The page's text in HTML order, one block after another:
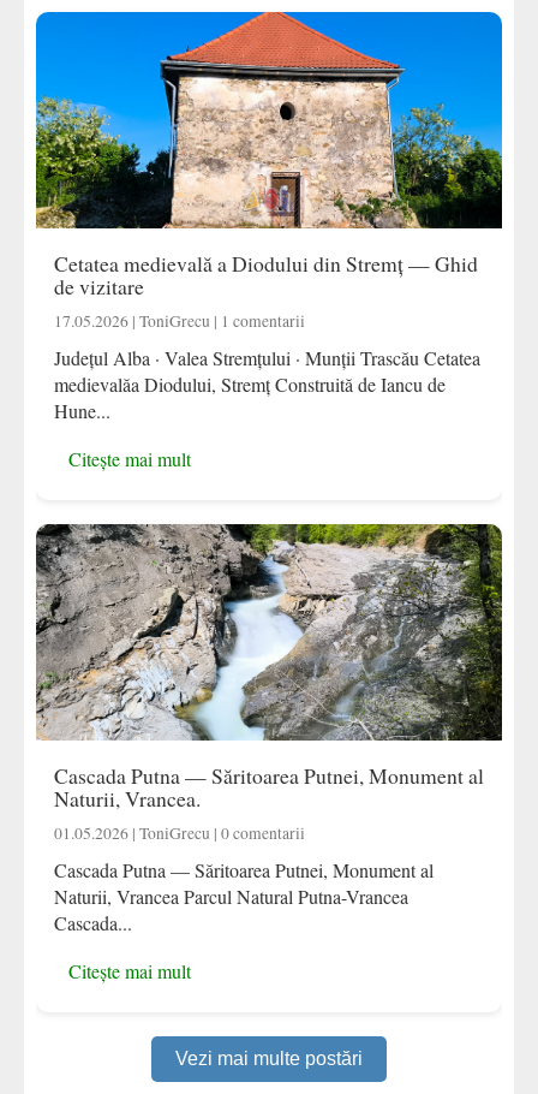
Cetatea medievală a Diodului din Stremț — Ghid
de vizitare
17.05.2026 | ToniGrecu | 1 comentarii
Județul Alba · Valea Stremțului · Munții Trascău Cetatea
medievalăa Diodului, Stremț Construită de Iancu de
Hune...
Citește mai mult
Cascada Putna — Săritoarea Putnei, Monument al
Naturii, Vrancea.
01.05.2026 | ToniGrecu | 0 comentarii
Cascada Putna — Săritoarea Putnei, Monument al
Naturii, Vrancea Parcul Natural Putna-Vrancea
Cascada...
Citește mai mult
Vezi mai multe postări